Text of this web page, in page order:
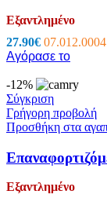
Εξαντλημένο
27.90€ 07.012.0004
Αγόρασε το
-12%
Σύγκριση
Γρήγορη προβολή
Προσθήκη στα
Εξαντλημένο